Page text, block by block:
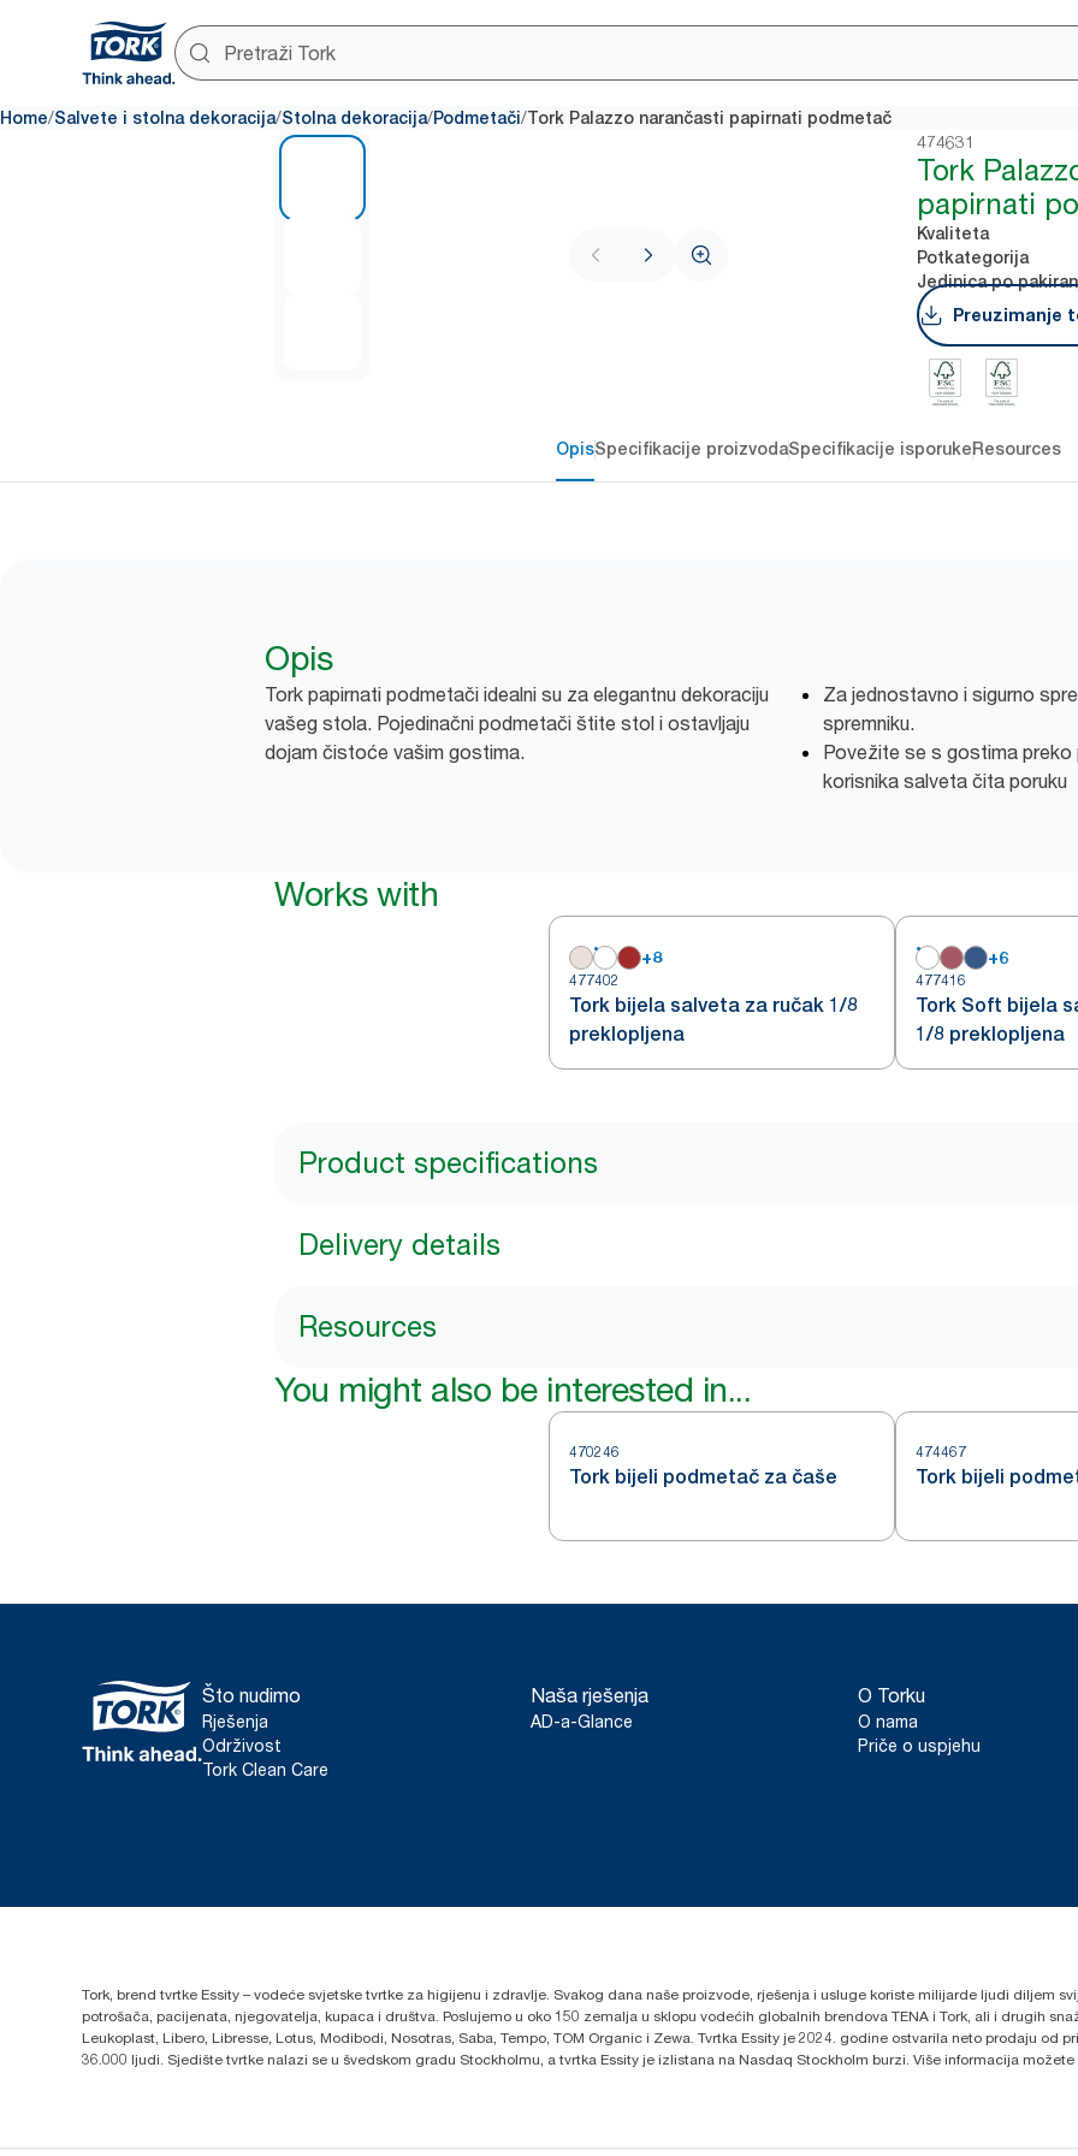
Home/Salvete i stolna dekoracija/Stolna dekoracija/Podmetači/Tork Palazzo narančasti papirnati podmetač
474631
Tork
papirnati
Kvaliteta
Potkategorija
Jedinica po
Preuzimanje
OpisSpecifikacije proizvodaSpecifikacije isporukeResources
Opis
Tork papirnati podmetači idealni su za elegantnu dekoraciju
vašeg stola. Pojedinačni podmetači štite stol i ostavljaju
dojam čistoće vašim gostima.
Za jednostavno i sigurno
spremniku.
Povežite se s gostima preko
korisnika salveta čita poruku
Works with
+8
477402
Tork bijela salveta za ručak 1/8
preklopljena
+6
477416
Tork Soft bijela
1/8 preklopljena
Product specifications
Delivery details
Resources
You might also be interested in...
470246
Tork bijeli podmetač za čaše
474467
Tork bijeli
Što nudimo
Rješenja
Održivost
Tork Clean Care
Naša rješenja
AD-a-Glance
O Torku
O nama
Priče o uspjehu
Tork, brend tvrtke Essity – vodeće svjetske tvrtke za higijenu i zdravlje. Svakog dana naše proizvode, rješenja i usluge koriste milijarde ljudi diljem
potrošača, pacijenata, njegovatelja, kupaca i društva. Poslujemo u oko 150 zemalja u sklopu vodećih globalnih brendova TENA i Tork, ali i drugih
Leukoplast, Libero, Libresse, Lotus, Modibodi, Nosotras, Saba, Tempo, TOM Organic i Zewa. Tvrtka Essity je 2024. godine ostvarila neto prodaju od
36.000 ljudi. Sjedište tvrtke nalazi se u švedskom gradu Stockholmu, a tvrtka Essity je izlistana na Nasdaq Stockholm burzi. Više informacija